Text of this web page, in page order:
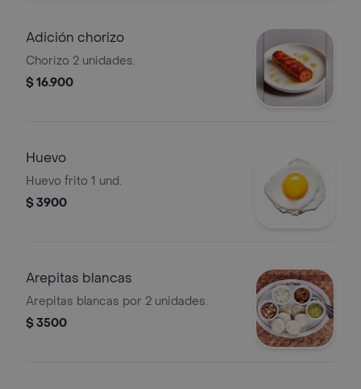
Adición chorizo
Chorizo 2 unidades.
$ 16.900
Huevo
Huevo frito 1 und.
$ 3900
Arepitas blancas
Arepitas blancas por 2 unidades.
$ 3500